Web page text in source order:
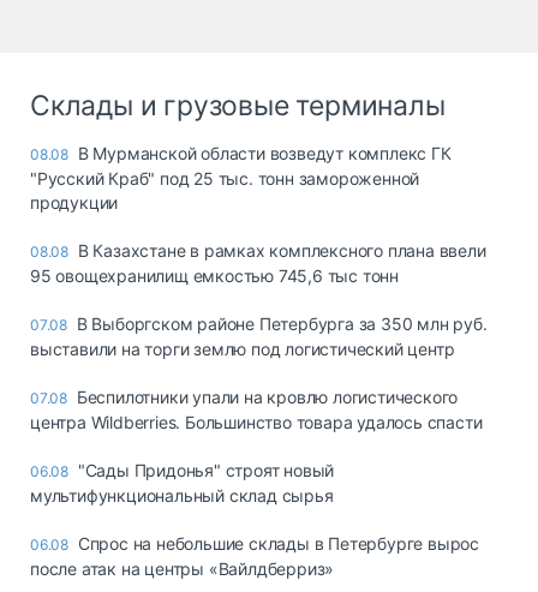
Склады и грузовые терминалы
08.08 В Мурманской области возведут комплекс ГК
"Русский Краб" под 25 тыс. тонн замороженной
продукции
08.08 В Казахстане в рамках комплексного плана ввели
95 овощехранилищ емкостью 745,6 тыс тонн
07.08 В Выборгском районе Петербурга за 350 млн руб.
выставили на торги землю под логистический центр
07.08 Беспилотники упали на кровлю логистического
центра Wildberries. Большинство товара удалось спасти
06.08 "Сады Придонья" строят новый
мультифункциональный склад сырья
06.08 Спрос на небольшие склады в Петербурге вырос
после атак на центры «Вайлдберриз»